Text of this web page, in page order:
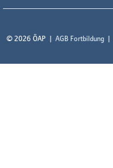
© 2026 ÖAP AGB Fortbildung